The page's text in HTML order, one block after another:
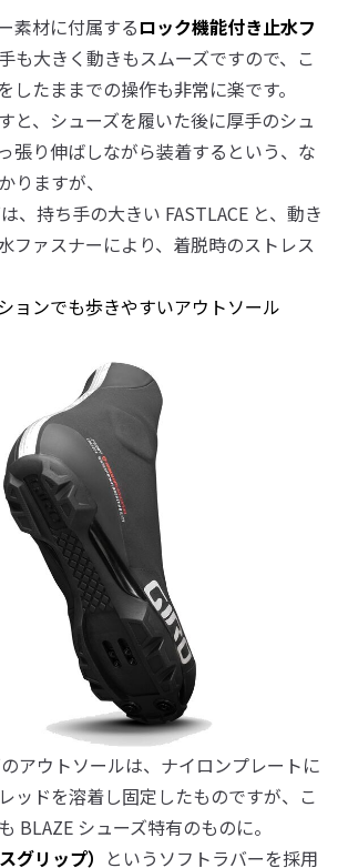
素材に付属するロック機能付き止水フ
も大きく動きもスムーズですので、こ
したままでの操作も非常に楽です。
と、シューズを履いた後に厚手のシュ
張り伸ばしながら装着するという、な
りますが、
、持ち手の大きい FASTLACE と、動き
ファスナーにより、着脱時のストレス
ョンでも歩きやすいアウトソール
アウトソールは、ナイロンプレートに
ッドを溶着し固定したものですが、こ
BLAZE シューズ特有のものに。
グリップ） というソフトラバーを採用